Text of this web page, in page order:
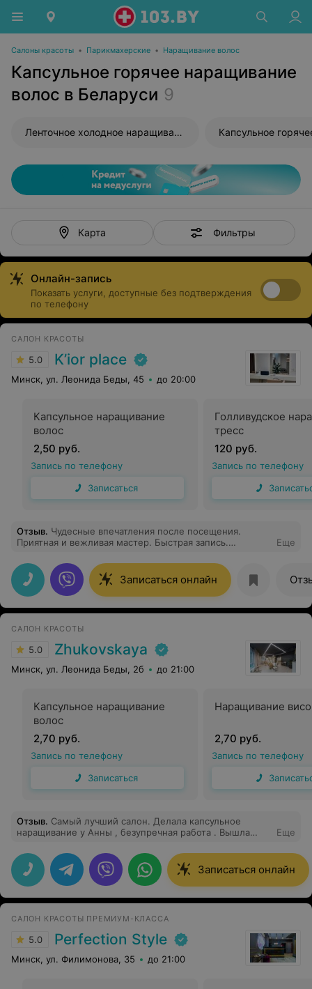
Салоны красоты • Парикмахерские • Наращивание волос
Капсульное горячее наращивание
волос в Беларуси 9
Ленточное холодное наращивание волос
Карта Фильтры
Онлайн-запись
Показать услуги, доступные без подтверждения
по телефону
САЛОН КРАСОТЫ
5.0 K’ior place
Минск, ул. Леонида Беды, 45 до 20:00
Капсульное наращивание
волос
2,50 руб.
Запись по телефону
Записаться
Голливудское
тресс
120 руб.
Запись по телефону
Отзыв. Чудесные впечатления после посещения.
Приятная и вежливая мастер. Быстрая запись.
Еще
Записаться онлайн
САЛОН КРАСОТЫ
5.0 Zhukovskaya
Минск, ул. Леонида Беды, 2б до 21:00
Капсульное наращивание
волос
2,70 руб.
Запись по телефону
Записаться
Наращивание
2,70 руб.
Запись по телефону
Отзыв. Самый лучший салон. Делала капсульное
наращивание у Анны , безупречная работа . Вышла
Еще
Записаться онлайн
САЛОН КРАСОТЫ ПРЕМИУМ-КЛАССА
5.0 Perfection Style
Минск, ул. Филимонова, 35 до 21:00